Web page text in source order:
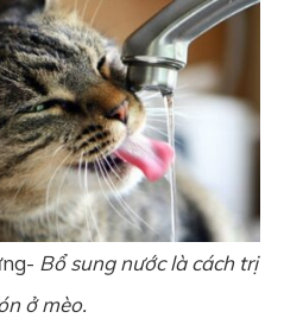
Bổ sung nước là cách trị
ở mèo.